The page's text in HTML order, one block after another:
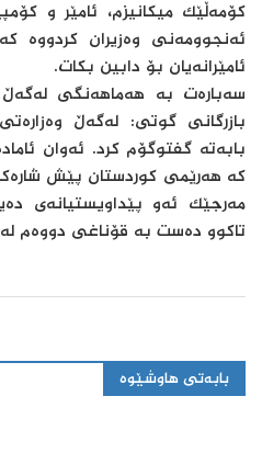
كۆمەڵێك میكانیزم، ئامێر و
ئەنجوومەنی وەزیران كردووە
ئامێرانەیان بۆ دابین بكات.
سەبارەت بە هەماهەنگی
بازرگانی گوتی: لەگەڵ
بابەتە گفتوگۆم كرد. ئەوان
كە هەرێمی كوردستان پێش
مەرجێك ئەو پێداویستیانەی
تاكوو دەست بە قۆناغی دووەم
بابەتی هاوشێوە